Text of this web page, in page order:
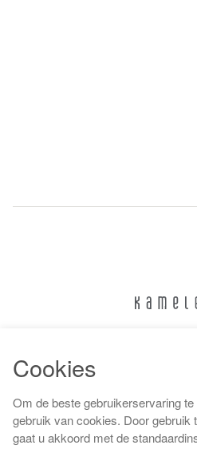
Algemene
Cookies
Om de beste gebruikerservaring
gebruik van cookies. Door gebruik
gaat u akkoord met de